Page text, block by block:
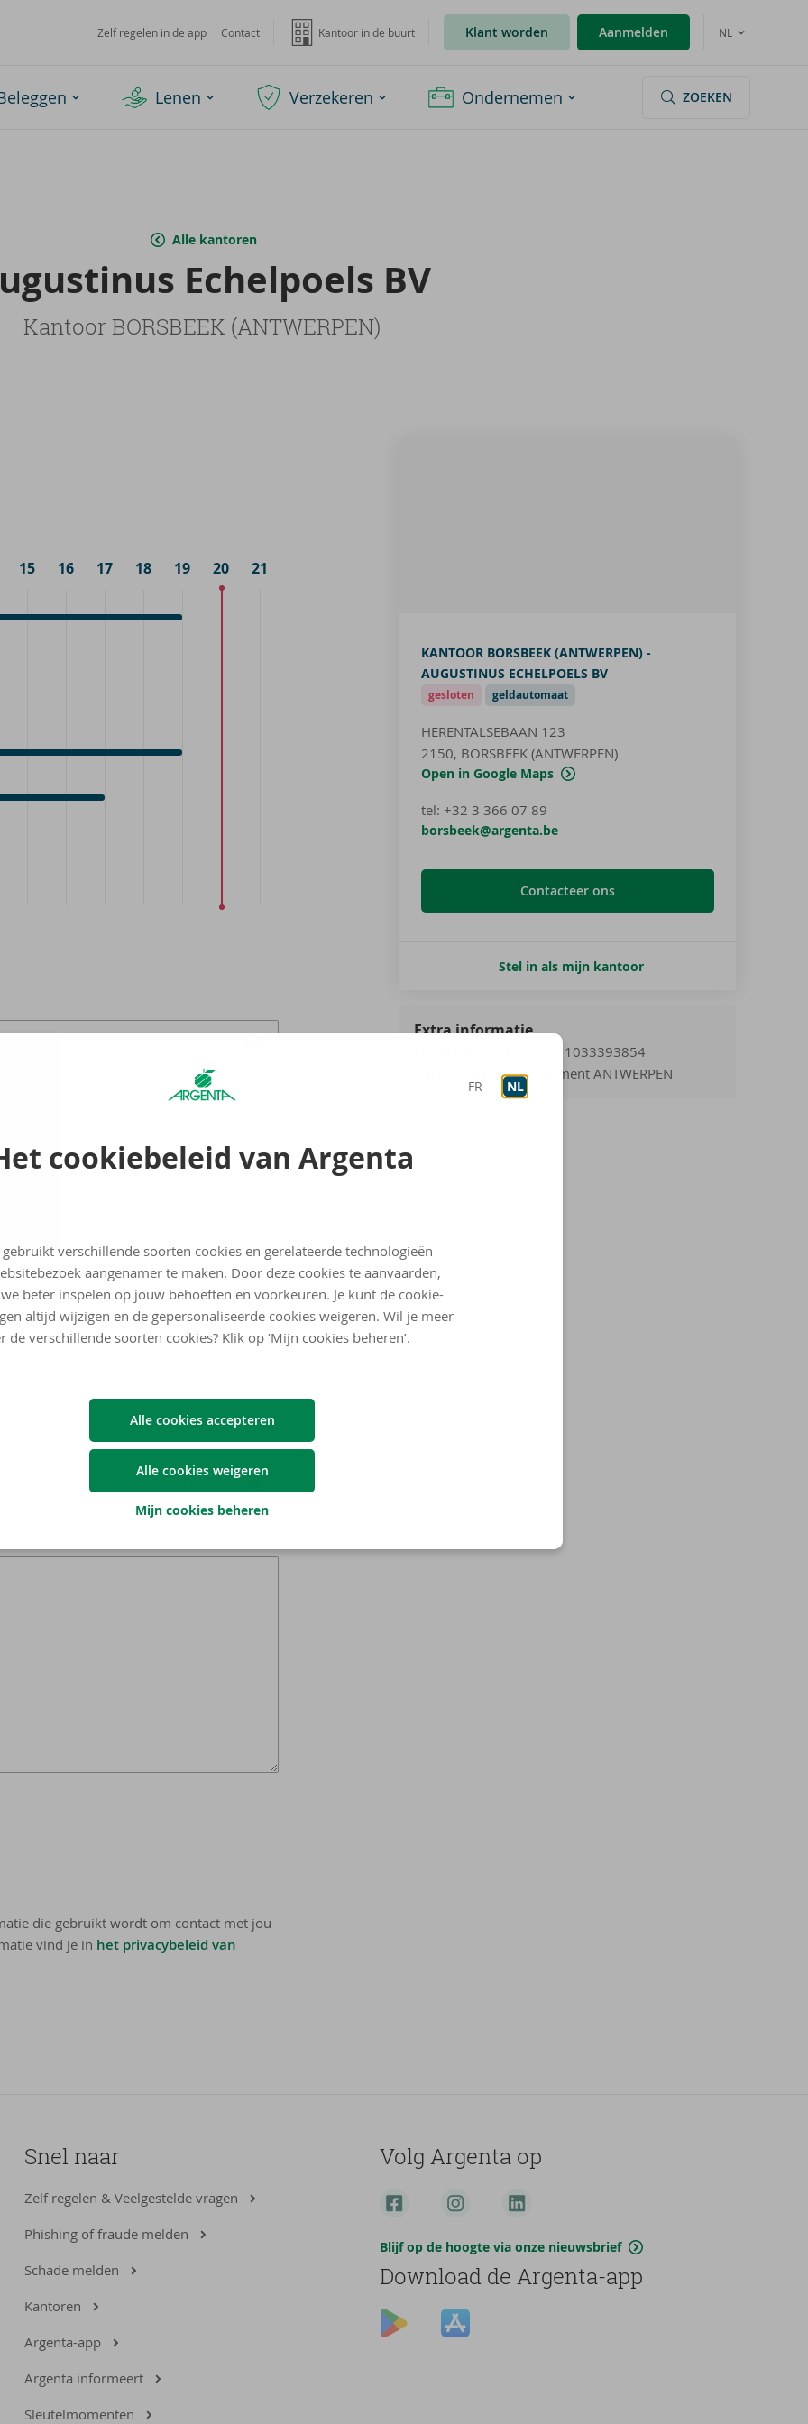
FR NL
cookiebeleid van Argenta
verschillende soorten cookies en gerelateerde technologieën
aangenamer te maken. Door deze cookies te aanvaarden,
beter inspelen op jouw behoeften en voorkeuren. Je kunt de cookie-
altijd wijzigen en de gepersonaliseerde cookies weigeren. Wil je meer
de verschillende soorten cookies? Klik op ‘Mijn cookies beheren’.
Alle cookies accepteren
Alle cookies weigeren
Mijn cookies beheren
Zelf regelen in de app Contact Kantoor in de buurt Klant worden Aanmelden NL
Lenen Verzekeren Ondernemen ZOEKEN
Alle kantoren
Echel­poels BV
Kantoor BORSBEEK (ANTWERPEN)
15 16 17 18 19 20 21
die gebruikt wordt om contact met jou
vind je in het privacybeleid van
KANTOOR BORSBEEK (ANTWERPEN) -
AUGUSTINUS ECHELPOELS BV
gesloten geldautomaat
HERENTALSEBAAN 123
2150, BORSBEEK (ANTWERPEN)
Open in Google Maps
tel: +32 3 366 07 89
borsbeek@argenta.be
Contacteer ons
Stel in als mijn kantoor
Extra informatie
Ondernemingsnummer 1033393854
Gerechtelijk arrondissement ANTWERPEN
Snel naar
Zelf regelen & Veelgestelde vragen
Phishing of fraude melden
Schade melden
Kantoren
Argenta-app
Argenta informeert
Sleutelmomenten
Volg Argenta op
Blijf op de hoogte via onze nieuwsbrief
Download de Argenta-app